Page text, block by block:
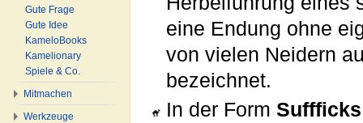
eine Endung ohne
von vielen Neidern
bezeichnet.
In der FormSuffficks
Gute Frage
Gute Idee
KameloBooks
Kamelionary
Spiele & Co.
Mitmachen
Werkzeuge